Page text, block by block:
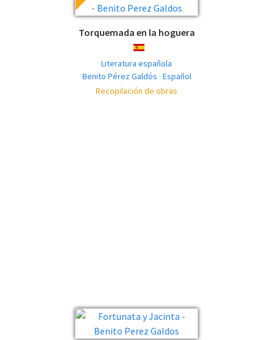
Torquemada en la hoguera
ESPAÑOL
Literatura española
Benito Pérez Galdós · Español
Recopilación de obras